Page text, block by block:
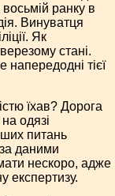
ранку в
Винуватця
Як
стані.
тієї
їхав? Дорога
одязі
питань
даними
нескоро, адже
експертизу.